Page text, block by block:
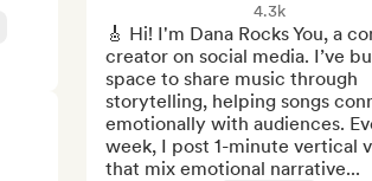
4.3k
🎸 Hi! I'm Dana Rocks You, a
creator on social media. I’ve
space to share music through
storytelling, helping songs
emotionally with audiences.
week, I post 1-minute vertical
that mix emotional narrative...